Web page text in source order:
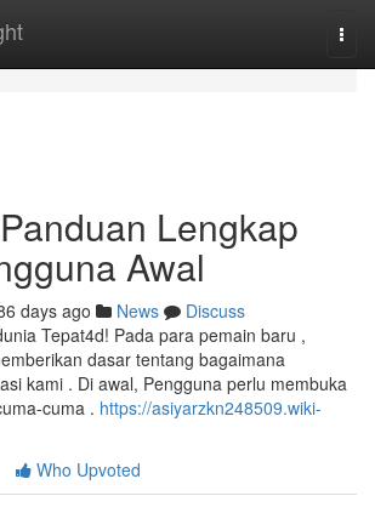
Lengkap
Awal
days ago News
Discuss
Tepat4d! Pada para pemain baru ,
dasar tentang bagaimana
kami . Di awal, Pengguna perlu membuka
cuma . https://asiyarzkn248509.wiki-
Who Upvoted